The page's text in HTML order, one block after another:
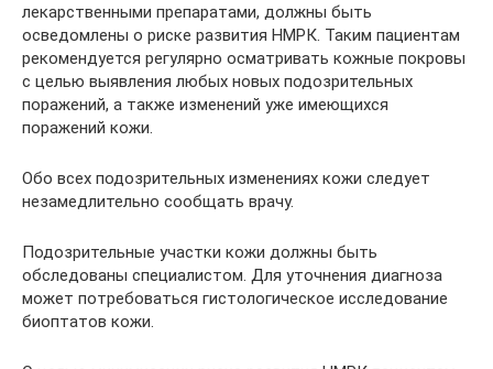
лекарственными препаратами, должны быть
осведомлены о риске развития НМРК. Таким пациентам
рекомендуется регулярно осматривать кожные покровы
с целью выявления любых новых подозрительных
поражений, а также изменений уже имеющихся
поражений кожи.
Обо всех подозрительных изменениях кожи следует
незамедлительно сообщать врачу.
Подозрительные участки кожи должны быть
обследованы специалистом. Для уточнения диагноза
может потребоваться гистологическое исследование
биоптатов кожи.